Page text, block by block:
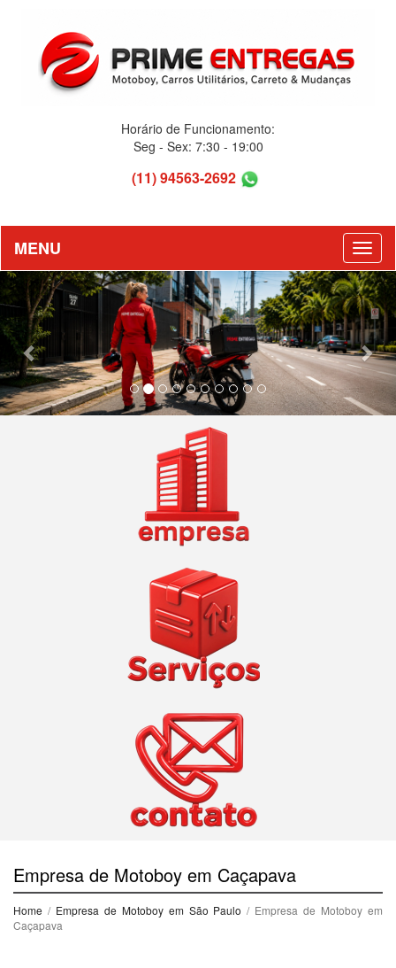
Horário de Funcionamento:
Seg - Sex: 7:30 - 19:00
(11) 94563-2692
MENU
Previous
Empresa de Motoboy em Caçapava
Home / Empresa de Motoboy em São Paulo / Empresa de Motoboy em
Caçapava